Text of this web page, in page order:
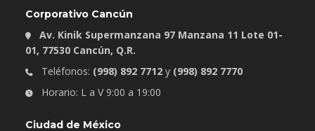
Corporativo Cancún
Av. Kinik Supermanzana 97 Manzana 11 Lote 01-
01, 77530 Cancún, Q.R.
Teléfonos: (998) 892 7712 y (998) 892 7770
Horario: L a V 9:00 a 19:00
Ciudad de México